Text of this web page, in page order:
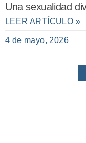
Una sexualidad
LEER ARTÍCULO »
4 de mayo, 2026